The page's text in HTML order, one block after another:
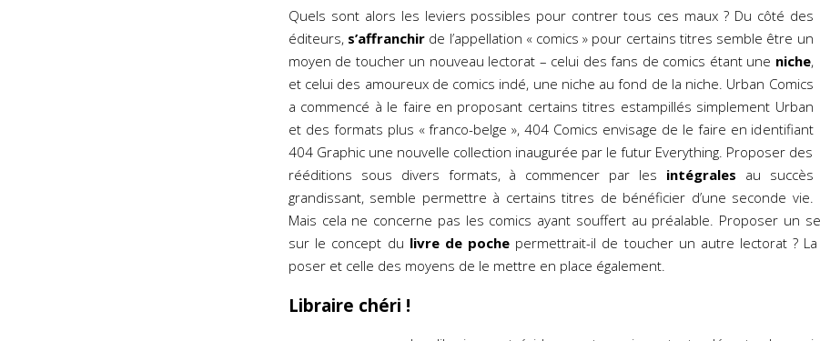
Quels sont alors les leviers possibles pour contrer tous ces maux ? Du côté des
éditeurs, s’affranchir de l’appellation « comics » pour certains titres semble être un
moyen de toucher un nouveau lectorat – celui des fans de comics étant une niche,
et celui des amoureux de comics indé, une niche au fond de la niche. Urban Comics
a commencé à le faire en proposant certains titres estampillés simplement Urban
et des formats plus « franco-belge », 404 Comics envisage de le faire en identifiant
404 Graphic une nouvelle collection inaugurée par le futur Everything. Proposer des
rééditions sous divers formats, à commencer par les intégrales au succès
grandissant, semble permettre à certains titres de bénéficier d’une seconde vie.
Mais cela ne concerne pas les comics ayant souffert au préalable. Proposer un
sur le concept du livre de poche permettrait-il de toucher un autre lectorat ?
poser et celle des moyens de le mettre en place également.
Libraire chéri !